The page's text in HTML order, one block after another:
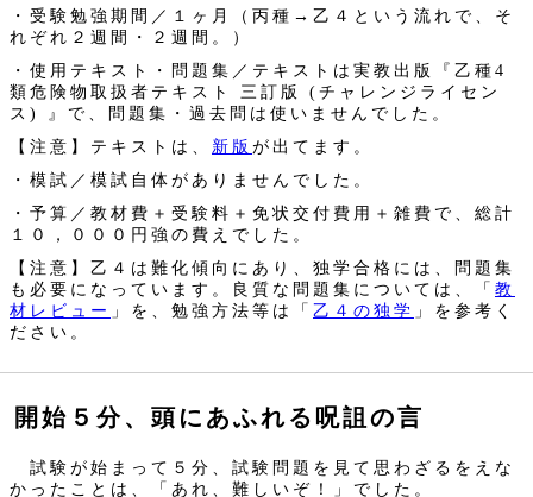
・受験勉強期間／１ヶ月（丙種→乙４という流れで、そ
れぞれ２週間・２週間。）
・使用テキスト・問題集／テキストは実教出版『乙種4
類危険物取扱者テキスト 三訂版 (チャレンジライセン
ス) 』で、問題集・過去問は使いませんでした。
【注意】テキストは、 新版 が出てます。
・模試／模試自体がありませんでした。
・予算／教材費＋受験料＋免状交付費用＋雑費で、総計
１０，０００円強の費えでした。
【注意】乙４は難化傾向にあり、独学合格には、問題集
も必要になっています。良質な問題集については、「 教
材レビュー 」を、勉強方法等は「 乙４の独学 」を参考く
ださい。
開始５分、頭にあふれる呪詛の言
試験が始まって５分、試験問題を見て思わざるをえな
かったことは、「あれ、難しいぞ！」でした。